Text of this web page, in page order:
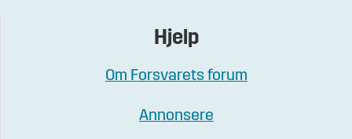
Hjelp
Om Forsvarets forum
Annonsere